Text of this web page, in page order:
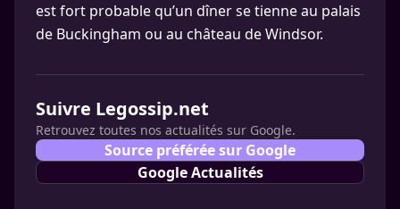
est fort probable qu’un dîner se tienne au palais
de Buckingham ou au château de Windsor.
Suivre Legossip.net
Retrouvez toutes nos actualités sur Google.
Source préférée sur Google
Google Actualités